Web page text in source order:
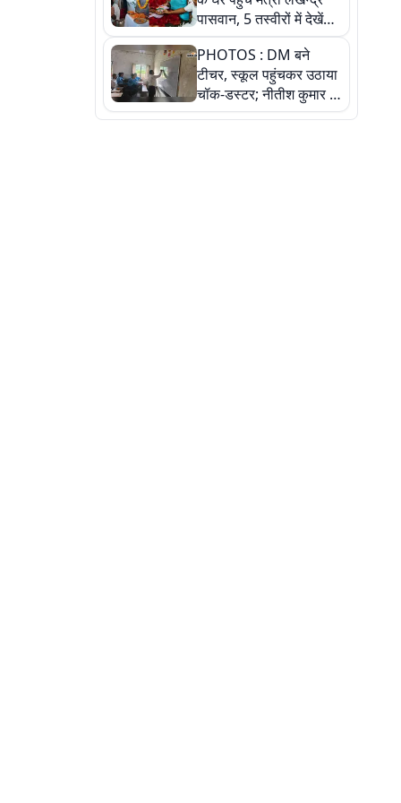
पासवान, 5 तस्वीरों में देखें
उस भावुक पल की पूरी
कहानी
PHOTOS : DM बने
टीचर, स्कूल पहुंचकर उठाया
चॉक-डस्टर; नीतीश कुमार के
इस चहेते अधिकारी को